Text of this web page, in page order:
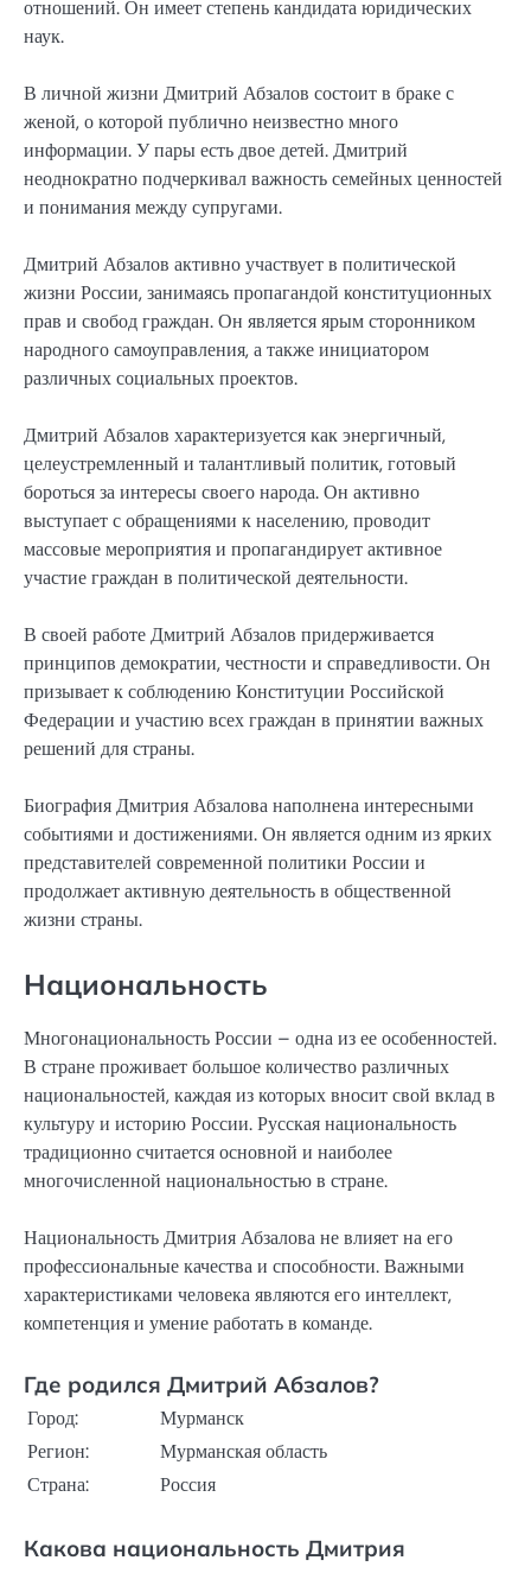
отношений. Он имеет степень кандидата юридических
наук.
В личной жизни Дмитрий Абзалов состоит в браке с
женой, о которой публично неизвестно много
информации. У пары есть двое детей. Дмитрий
неоднократно подчеркивал важность семейных ценностей
и понимания между супругами.
Дмитрий Абзалов активно участвует в политической
жизни России, занимаясь пропагандой конституционных
прав и свобод граждан. Он является ярым сторонником
народного самоуправления, а также инициатором
различных социальных проектов.
Дмитрий Абзалов характеризуется как энергичный,
целеустремленный и талантливый политик, готовый
бороться за интересы своего народа. Он активно
выступает с обращениями к населению, проводит
массовые мероприятия и пропагандирует активное
участие граждан в политической деятельности.
В своей работе Дмитрий Абзалов придерживается
принципов демократии, честности и справедливости. Он
призывает к соблюдению Конституции Российской
Федерации и участию всех граждан в принятии важных
решений для страны.
Биография Дмитрия Абзалова наполнена интересными
событиями и достижениями. Он является одним из ярких
представителей современной политики России и
продолжает активную деятельность в общественной
жизни страны.
Национальность
Многонациональность России – одна из ее особенностей.
В стране проживает большое количество различных
национальностей, каждая из которых вносит свой вклад в
культуру и историю России. Русская национальность
традиционно считается основной и наиболее
многочисленной национальностью в стране.
Национальность Дмитрия Абзалова не влияет на его
профессиональные качества и способности. Важными
характеристиками человека являются его интеллект,
компетенция и умение работать в команде.
Где родился Дмитрий Абзалов?
Город:
Мурманск
Регион:
Мурманская область
Страна:
Россия
Какова национальность Дмитрия